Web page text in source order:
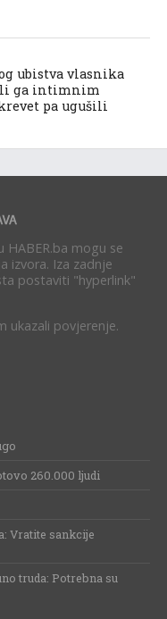
ubistva vlasnika
ga intimnim
pa ugušili
mogu se
izvora. Iza zadnje
postaviti "hyperlink"
ukazali povjerenje.
260.000 ljudi
Vratite sankcije
truda: Potrebna su